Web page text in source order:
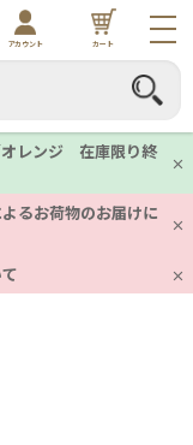
オレンジ 在庫限り終
るお荷物のお届けに
アカウント カート